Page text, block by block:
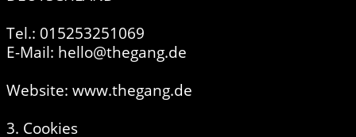
Tel.: 015253251069
E-Mail: hello@thegang.de
Website: www.thegang.de
3. Cookies